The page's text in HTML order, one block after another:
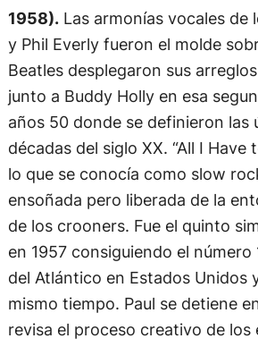
1958).Las armonías vocales de
y Phil Everly fueron el molde
Beatles desplegaron sus
junto a Buddy Holly en esa
años 50 donde se definieron las
décadas del siglo XX. “All I Have
lo que se conocía como slow
ensoñada pero liberada de la
de los crooners. Fue el quinto
en 1957 consiguiendo el número
del Atlántico en Estados Unidos
mismo tiempo. Paul se detiene
revisa el proceso creativo de los